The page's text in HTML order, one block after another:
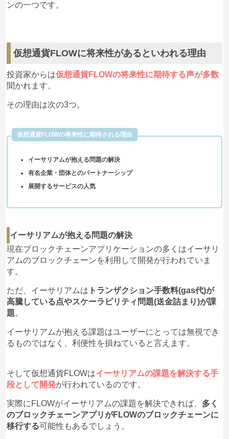
ンの一つです。
仮想通貨FLOWに将来性があるといわれる理由
投資家からは仮想通貨FLOWの将来性に期待する声が多数
聞かれます。
その理由は次の3つ。
仮想通貨FLOWの将来性に期待される理由
イーサリアムが抱える問題の解決
有名企業・団体とのパートナーシップ
展開するサービスの人気
イーサリアムが抱える問題の解決
現在ブロックチェーンアプリケーションの多くはイーサリ
アムのブロックチェーンを利用して開発が行われていま
す。
ただ、イーサリアムは トランザクション手数料(gas代)が
高騰している点やスケーラビリティ問題(送金詰まり)が課
題。
イーサリアムが抱える課題はユーザーにとっては無視でき
るものではなく、利便性を損ねていると言えます。
そして仮想通貨FLOWはイーサリアムの課題を解決する手
段として開発が行われているのです。
実際にFLOWがイーサリアムの課題を解決できれば、 多く
のブロックチェーンアプリがFLOWのブロックチェーンに
移行する可能性もあるでしょう。